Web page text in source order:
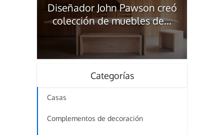
Diseñador John Pawson creó
colección de muebles de...
Categorías
Casas
Complementos de decoración